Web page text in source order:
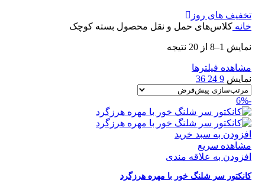
تخفیف های روز
خانه کلاس‌های حمل و نقل محصول بسته کوچک
نمایش 1–8 از 20 نتیجه
مشاهده فیلترها
نمایش 9
24
36
-6%
افزودن به سبد خرید
مشاهده سریع
افزودن به علاقه مندی
کانکتور سر شلنگ خور با مهره هرزگرد